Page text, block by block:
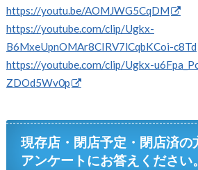
https://youtu.be/AOMJWG5CqDM
https://youtube.com/clip/Ugkx-
B6MxeUpnOMAr8CIRV7lCqbKCoi-c8Td
https://youtube.com/clip/Ugkx-
ZDOd5Wv0p
現存店・閉店予定・閉店済の
アンケートにお答えください。